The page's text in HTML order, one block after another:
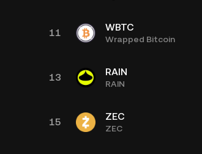
11 WBTC
Wrapped Bitcoin
13 RAIN
RAIN
15 ZEC
ZEC